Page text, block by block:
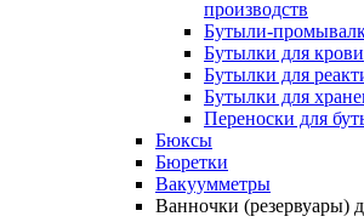
производств
Бутыли-
Бутылки для крови
Бутылки для
Бутылки для
Переноски для
Бюксы
Бюретки
Вакуумметры
Ванночки (резервуары)